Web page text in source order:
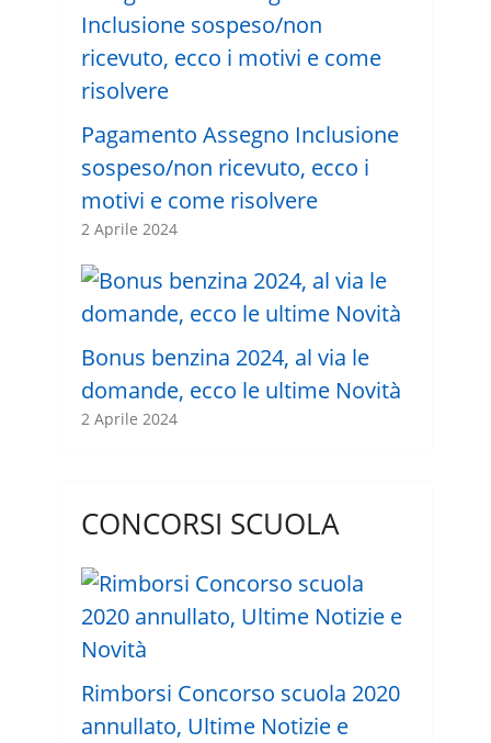
Pagamento Assegno Inclusione
sospeso/non ricevuto, ecco i
motivi e come risolvere
2 Aprile 2024
Bonus benzina 2024, al via le
domande, ecco le ultime Novità
2 Aprile 2024
CONCORSI SCUOLA
Rimborsi Concorso scuola 2020
annullato, Ultime Notizie e